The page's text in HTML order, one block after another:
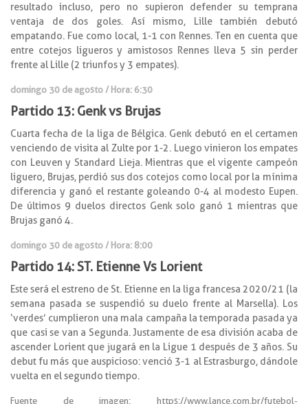
resultado incluso, pero no supieron defender su temprana
ventaja de dos goles. Así mismo, Lille también debutó
empatando. Fue como local, 1-1 con Rennes. Ten en cuenta que
entre cotejos ligueros y amistosos Rennes lleva 5 sin perder
frente al Lille (2 triunfos y 3 empates).
domingo 30 de agosto / Hora: 6:30
Partido 13: Genk vs Brujas
Cuarta fecha de la liga de Bélgica. Genk debutó en el certamen
venciendo de visita al Zulte por 1-2. Luego vinieron los empates
con Leuven y Standard Lieja. Mientras que el vigente campeón
liguero, Brujas, perdió sus dos cotejos como local por la mínima
diferencia y ganó el restante goleando 0-4 al modesto Eupen.
De últimos 9 duelos directos Genk solo ganó 1 mientras que
Brujas ganó 4.
domingo 30 de agosto / Hora: 8:00
Partido 14: ST. Etienne Vs Lorient
Este será el estreno de St. Etienne en la liga francesa 2020/21 (la
semana pasada se suspendió su duelo frente al Marsella). Los
‘verdes’ cumplieron una mala campaña la temporada pasada ya
que casi se van a Segunda. Justamente de esa división acaba de
ascender Lorient que jugará en la Ligue 1 después de 3 años. Su
debut fu más que auspicioso: venció 3-1 al Estrasburgo, dándole
vuelta en el segundo tiempo.
Fuente de imagen: https://www.lance.com.br/futebol-